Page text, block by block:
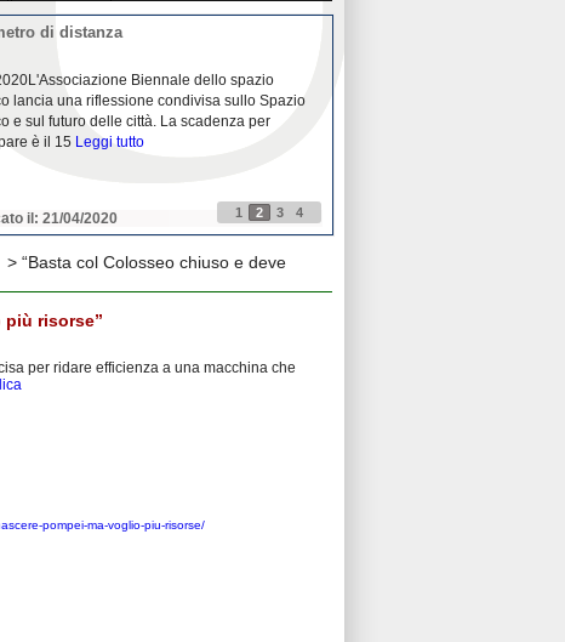
di distanza
Biennale dello spazio
lancia una riflessione condivisa sullo Spazio
e sul futuro delle città. La scadenza per
è il 15 Leggi tutto
il: 21/04/2020 1 2 3 4
> “Basta col Colosseo chiuso e deve
più risorse”
per ridare efficienza a una macchina che
pompei-ma-voglio-piu-risorse/